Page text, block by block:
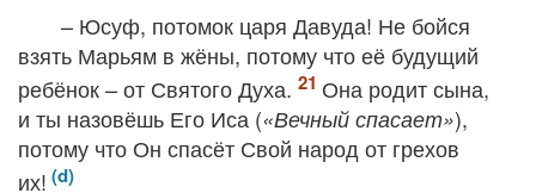
– Юсуф, потомок царя Давуда! Не бойся
взять Марьям в жёны, потому что её будущий
ребёнок – от Святого Духа.
Она родит сына,
и ты назовёшь Его Иса («Вечный спасает»),
потому что Он спасёт Свой народ от грехов
их!